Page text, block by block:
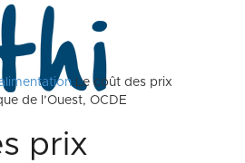
Le coût des prix
de l’Ouest, OCDE
prix